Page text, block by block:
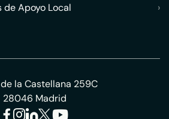
de Apoyo Local
›
la Castellana 259C
28046 Madrid